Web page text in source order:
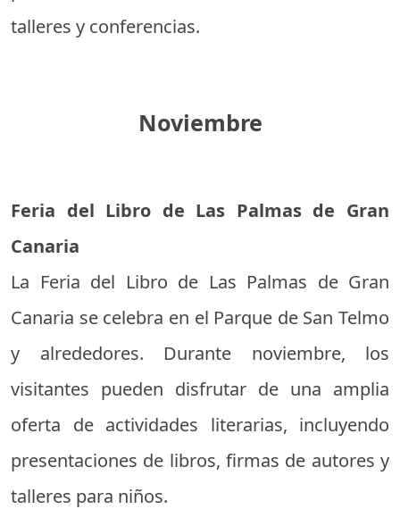
talleres y conferencias.
Noviembre
Feria del Libro de Las Palmas de Gran
Canaria
La Feria del Libro de Las Palmas de Gran
Canaria se celebra en el Parque de San Telmo
y alrededores. Durante noviembre, los
visitantes pueden disfrutar de una amplia
oferta de actividades literarias, incluyendo
presentaciones de libros, firmas de autores y
talleres para niños.